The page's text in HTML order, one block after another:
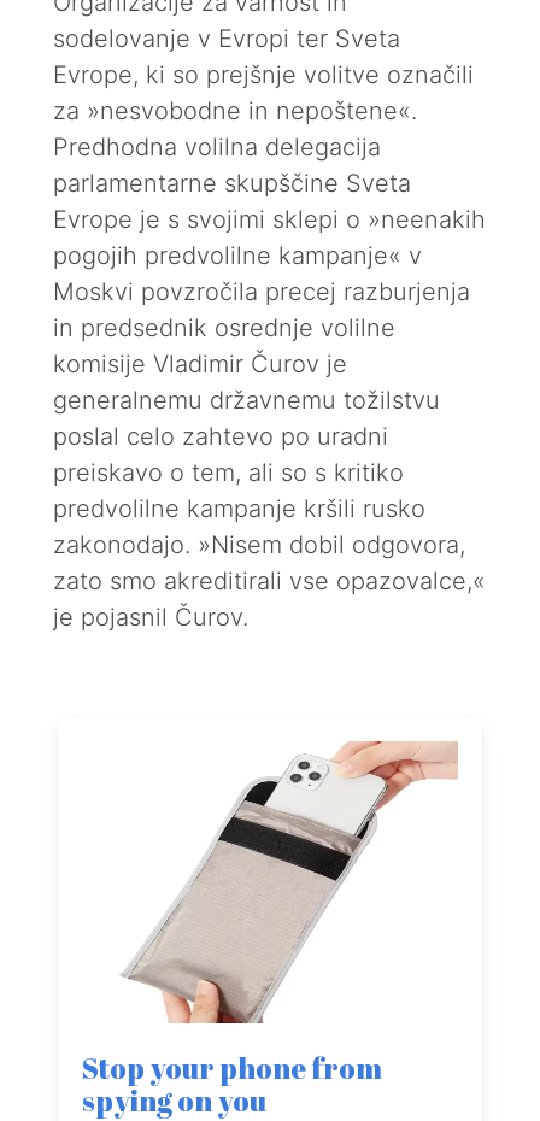
sodelovanje v Evropi ter Sveta
Evrope, ki so prejšnje volitve označili
za »nesvobodne in nepoštene«.
Predhodna volilna delegacija
parlamentarne skupščine Sveta
Evrope je s svojimi sklepi o »neenakih
pogojih predvolilne kampanje« v
Moskvi povzročila precej razburjenja
in predsednik osrednje volilne
komisije Vladimir Čurov je
generalnemu državnemu tožilstvu
poslal celo zahtevo po uradni
preiskavo o tem, ali so s kritiko
predvolilne kampanje kršili rusko
zakonodajo. »Nisem dobil odgovora,
zato smo akreditirali vse opazovalce,«
je pojasnil Čurov.
Stop your phone from
spying on you